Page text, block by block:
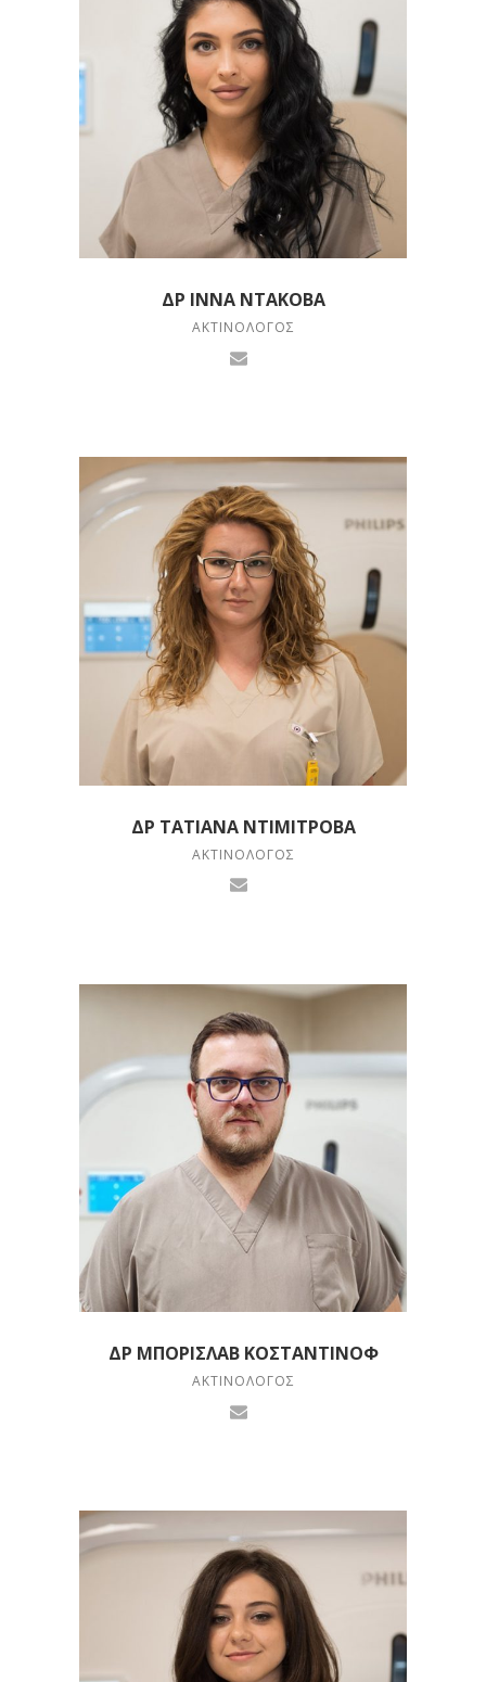
ΔΡ ΊΝΝΑ ΝΤΆΚΟΒΑ
ΑΚΤΙΝΟΛΌΓΟΣ
ΔΡ ΤΑΤΙΆΝΑ ΝΤΙΜΙΤΡΌΒΑ
ΑΚΤΙΝΟΛΌΓΟΣ
ΔΡ ΜΠΌΡΙΣΛΑΒ ΚΟΣΤΑΝΤΊΝΟΦ
ΑΚΤΙΝΟΛΌΓΟΣ